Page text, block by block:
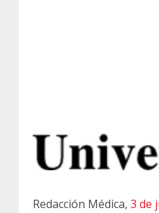
Redacción Médica, 3 de